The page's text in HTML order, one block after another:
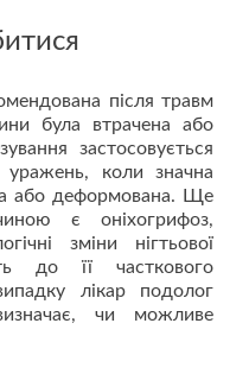
після травм
була втрачена або
застосовується
уражень, коли значна
або деформована. Ще
є оніхогрифоз,
зміни нігтьової
до її часткового
лікар подолог
чи можливе